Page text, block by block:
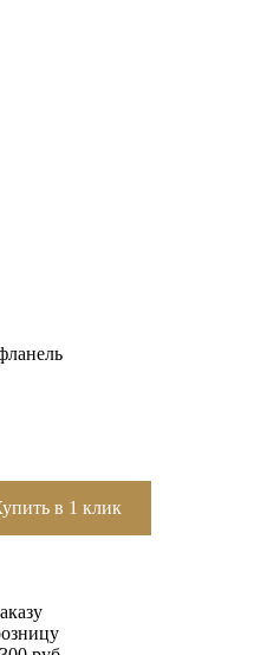
в 1 клик